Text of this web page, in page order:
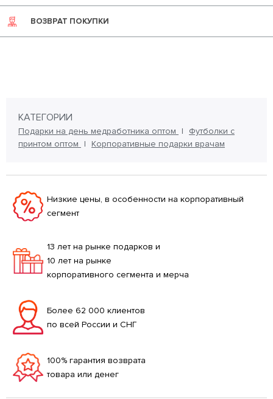
ВОЗВРАТ ПОКУПКИ
КАТЕГОРИИ
Подарки на день медработника оптом
Футболки с
принтом оптом
Корпоративные подарки врачам
Низкие цены, в особенности на корпоративный
сегмент
13 лет на рынке подарков и
10 лет на рынке
корпоративного сегмента и мерча
Более 62 000 клиентов
по всей России и СНГ
100% гарантия возврата
товара или денег